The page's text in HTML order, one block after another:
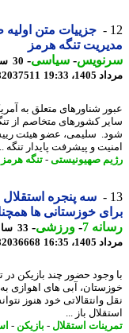
جزییات متن اولیه
تنگه هرمز
-سیاسی-
19:33
82037511
شناورهای متعلق به
کشورهای متخاصم از تنگه
سلیمی، عضو هیئت رییسه
و پیشرفت پایدار تنگه ...
صهیونیستی-تنگه هرمز-
سه پنجره استقلال باز
خوزستانی ها همچنان
7
-ورزشی-
16:35
82036668
حضور چند بازیکن در
آبی های اهوازی به
وانتقالاتی خود هنوز
باز ...
استقلال-بازیکن -